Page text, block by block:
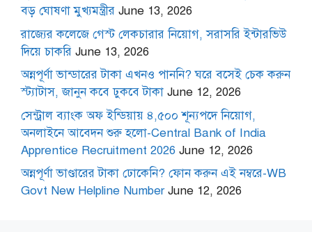
বড় ঘোষণা মুখ্যমন্ত্রীর June 13, 2026
রাজ্যের কলেজে গেস্ট লেকচারার নিয়োগ, সরাসরি ইন্টারভিউ
দিয়ে চাকরি June 13, 2026
অন্নপূর্ণা ভান্ডারের টাকা এখনও পাননি? ঘরে বসেই চেক করুন
স্ট্যাটাস, জানুন কবে ঢুকবে টাকা June 12, 2026
সেন্ট্রাল ব্যাংক অফ ইন্ডিয়ায় ৪,৫০০ শূন্যপদে নিয়োগ,
অনলাইনে আবেদন শুরু হলো-Central Bank of India
Apprentice Recruitment 2026 June 12, 2026
অন্নপূর্ণা ভাণ্ডারের টাকা ঢোকেনি? ফোন করুন এই নম্বরে-WB
Govt New Helpline Number June 12, 2026